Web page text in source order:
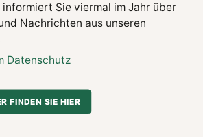
Sie viermal im Jahr über
Nachrichten aus unseren
Datenschutz
FINDEN SIE HIER